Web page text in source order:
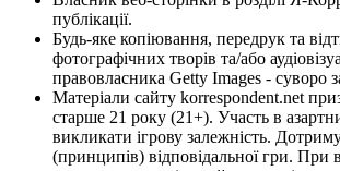
публікації.
Будь-яке копіювання, передрук та
фотографічних творів та/або
правовласника Getty Images - суворо
Матеріали сайту korrespondent.net
старше 21 року (21+). Участь в
викликати ігрову залежність.
(принципів) відповідальної гри. При